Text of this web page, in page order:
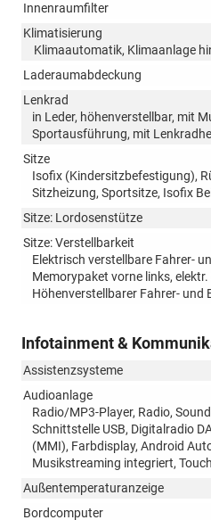
Innenraumfilter
Klimatisierung
Klimaautomatik, Klimaanlage
Laderaumabdeckung
Lenkrad
in Leder, höhenverstellbar, mit
Sportausführung, mit
Sitze
Isofix (Kindersitzbefestigung),
Sitzheizung, Sportsitze, Isofix
Sitze: Lordosenstütze
Sitze: Verstellbarkeit
Elektrisch verstellbare Fahrer-
Memorypaket vorne links,
Höhenverstellbarer Fahrer- und
Infotainment &
Assistenzsysteme
Audioanlage
Radio/MP3-Player, Radio,
Schnittstelle USB, Digitalradio
(MMI), Farbdisplay, Android
Musikstreaming integriert,
Außentemperaturanzeige
Bordcomputer